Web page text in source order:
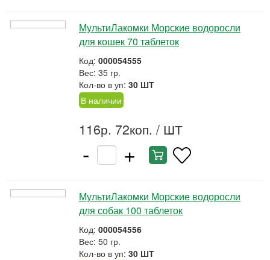
МультиЛакомки Морские водоросли
для кошек 70 таблеток
Код: 000054555
Вес: 35 гр.
Кол-во в уп: 30 ШТ
В наличии
116р. 72коп. / ШТ
- +
МультиЛакомки Морские водоросли
для собак 100 таблеток
Код: 000054556
Вес: 50 гр.
Кол-во в уп: 30 ШТ